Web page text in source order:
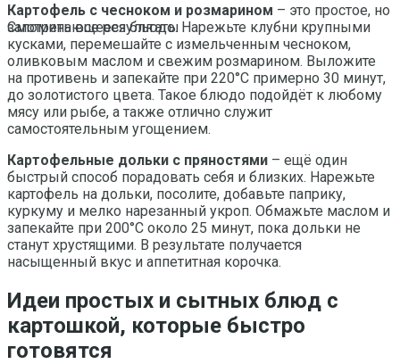
Смотреть все результаты
Картофель с чесноком и розмарином – это простое, но
запоминающееся блюдо. Нарежьте клубни крупными
кусками, перемешайте с измельченным чесноком,
оливковым маслом и свежим розмарином. Выложите
на противень и запекайте при 220°C примерно 30 минут,
до золотистого цвета. Такое блюдо подойдёт к любому
мясу или рыбе, а также отлично служит
самостоятельным угощением.
Картофельные дольки с пряностями – ещё один
быстрый способ порадовать себя и близких. Нарежьте
картофель на дольки, посолите, добавьте паприку,
куркуму и мелко нарезанный укроп. Обмажьте маслом и
запекайте при 200°C около 25 минут, пока дольки не
станут хрустящими. В результате получается
насыщенный вкус и аппетитная корочка.
Идеи простых и сытных блюд с
картошкой, которые быстро
готовятся